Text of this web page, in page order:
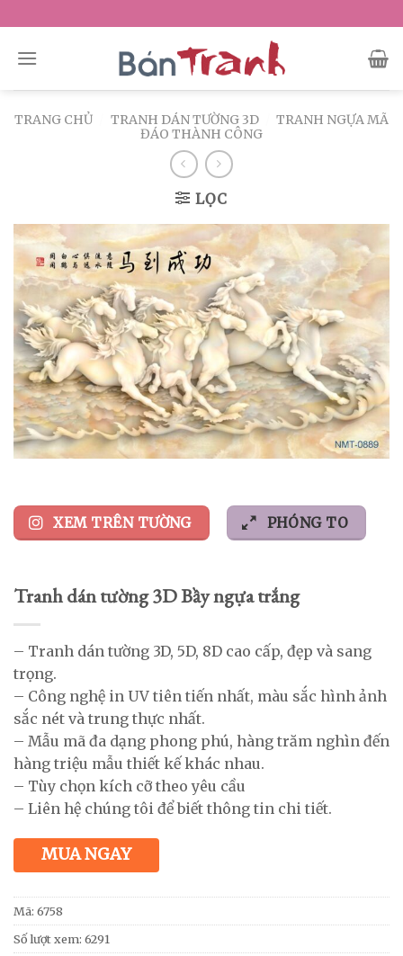
to
content
TRANG CHỦ TRANH DÁN TƯỜNG 3D
TRANH NGỰA MÃ
ĐÁO THÀNH CÔNG
LỌC
XEM TRÊN TƯỜNG PHÓNG TO
Tranh dán tường 3D Bầy ngựa trắng
– Tranh dán tường 3D, 5D, 8D cao cấp, đẹp và sang
trọng.
– Công nghệ in UV tiên tiến nhất, màu sắc hình ảnh
sắc nét và trung thực nhất.
– Mẫu mã đa dạng phong phú, hàng trăm nghìn đến
hàng triệu mẫu thiết kế khác nhau.
– Tùy chọn kích cỡ theo yêu cầu
– Liên hệ chúng tôi để biết thông tin chi tiết.
MUA NGAY
Mã: 6758
Số lượt xem: 6291